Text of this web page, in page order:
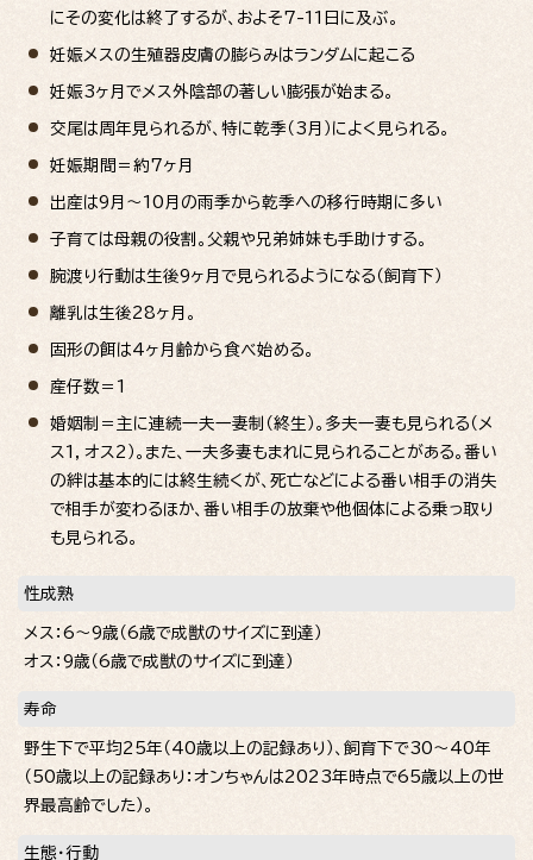
にその変化は終了するが、およそ7-11日に及ぶ。
妊娠メスの生殖器皮膚の膨らみはランダムに起こる
妊娠3ヶ月でメス外陰部の著しい膨張が始まる。
交尾は周年見られるが、特に乾季（3月）によく見られる。
妊娠期間＝約7ヶ月
出産は9月～10月の雨季から乾季への移行時期に多い
子育ては母親の役割。父親や兄弟姉妹も手助けする。
腕渡り行動は生後9ヶ月で見られるようになる（飼育下）
離乳は生後28ヶ月。
固形の餌は4ヶ月齢から食べ始める。
産仔数＝1
婚姻制＝主に連続一夫一妻制（終生）。多夫一妻も見られる（メ
ス1，オス2）。また、一夫多妻もまれに見られることがある。番い
の絆は基本的には終生続くが、死亡などによる番い相手の消失
で相手が変わるほか、番い相手の放棄や他個体による乗っ取り
も見られる。
性成熟
メス：6～9歳（6歳で成獣のサイズに到達）
オス：9歳（6歳で成獣のサイズに到達）
寿命
野生下で平均25年（40歳以上の記録あり）、飼育下で30～40年
（50歳以上の記録あり：オンちゃんは2023年時点で65歳以上の世
界最高齢でした）。
生態・行動